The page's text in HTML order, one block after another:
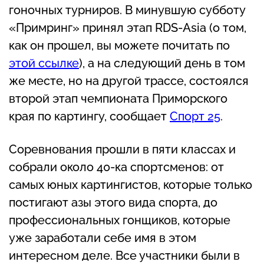
гоночных турниров. В минувшую субботу
«Примринг» принял этап RDS-Asia (о том,
как он прошел, вы можете почитать по
этой ссылке), а на следующий день в том
же месте, но на другой трассе, состоялся
второй этап чемпионата Приморского
края по картингу, сообщает Спорт 25.
Соревнования прошли в пяти классах и
собрали около 40-ка спортсменов: от
самых юных картингистов, которые только
постигают азы этого вида спорта, до
профессиональных гонщиков, которые
уже заработали себе имя в этом
интересном деле. Все участники были в